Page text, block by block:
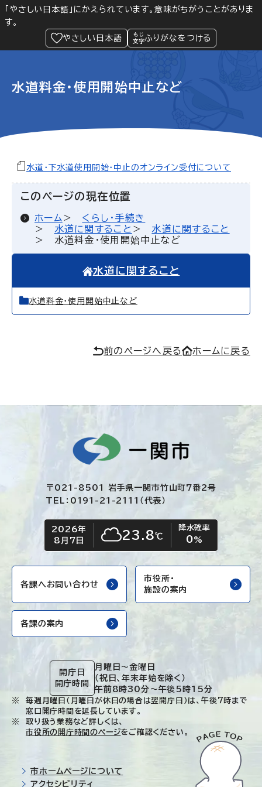
「やさしい日本語」にかえられています。意味がちがうことがありま
す。
やさしい日本語
ふりがなをつける
Language 閲覧支援
緊急情報
水道料金・使用開始中止など
水道・下水道使用開始・中止のオンライン受付について
このページの現在位置
ホーム
くらし・手続き
水道に関すること
水道に関すること
水道料金・使用開始中止など
水道に関すること
水道料金・使用開始中止など
前のページへ戻る ホームに戻る
〒021-8501 岩手県一関市竹山町7番2号
TEL：0191-21-2111（代表）
今日の日付
2026年
8月7日
今日の天気
くもり23.8℃
降水確率
0%
各課へお問い合わせ
市役所・
施設の案内
各課の案内
開庁日
開庁時間
月曜日～金曜日
（祝日、年末年始を除く）
午前8時30分～午後5時15分
毎週月曜日（月曜日が休日の場合は翌開庁日）は、午後7時まで
窓口開庁時間を延長しています。
取り扱う業務など詳しくは、
市役所の開庁時間のページをご確認ください。
市ホームページについて
アクセシビリティ